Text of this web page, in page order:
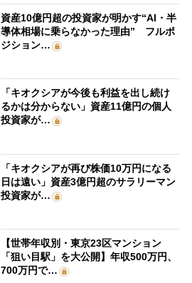
資産10億円超の投資家が明かす“AI・半
導体相場に乗らなかった理由” フルポ
ジション…
「キオクシアが今後も利益を出し続け
るかは分からない」資産11億円の個人
投資家が…
「キオクシアが再び株価10万円になる
日は遠い」資産3億円超のサラリーマン
投資家が…
【世帯年収別・東京23区マンション
「狙い目駅」を大公開】年収500万円、
700万円で…